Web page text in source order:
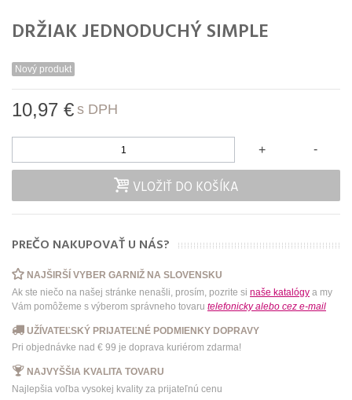
DRŽIAK JEDNODUCHÝ SIMPLE
Nový produkt
10,97 € s DPH
-
+
VLOŽIŤ DO KOŠÍKA
PREČO NAKUPOVAŤ U NÁS?
NAJŠIRŠÍ VYBER GARNIŽ NA SLOVENSKU
Ak ste niečo na našej stránke nenašli, prosím, pozrite si naše katalógy a my
Vám pomôžeme s výberom správneho tovaru telefonicky alebo cez e-mail
UŽÍVATEĽSKÝ PRIJATEĽNÉ PODMIENKY DOPRAVY
Pri objednávke nad € 99 je doprava kuriérom zdarma!
NAJVYŠŠIA KVALITA TOVARU
Najlepšia voľba vysokej kvality za prijateľnú cenu